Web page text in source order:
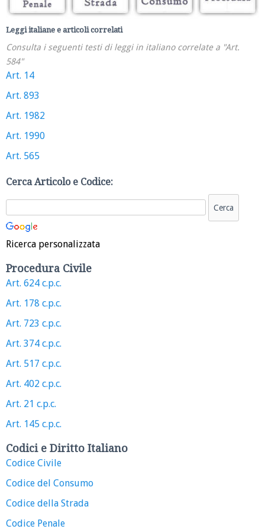
Leggi italiane e articoli correlati
Consulta i seguenti testi di leggi in italiano correlate a "Art.
584"
Art. 14
Art. 893
Art. 1982
Art. 1990
Art. 565
Cerca Articolo e Codice:
Ricerca personalizzata
Procedura Civile
Art. 624 c.p.c.
Art. 178 c.p.c.
Art. 723 c.p.c.
Art. 374 c.p.c.
Art. 517 c.p.c.
Art. 402 c.p.c.
Art. 21 c.p.c.
Art. 145 c.p.c.
Codici e Diritto Italiano
Codice Civile
Codice del Consumo
Codice della Strada
Codice Penale